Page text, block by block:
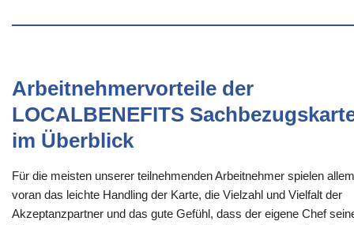
Arbeitnehmervorteile der
LOCALBENEFITS
im Überblick
Für die meisten unserer teilnehmenden Arbeitnehmer spielen allem
voran das leichte Handling der Karte, die Vielzahl und Vielfalt der
Akzeptanzpartner und das gute Gefühl, dass der eigene Chef